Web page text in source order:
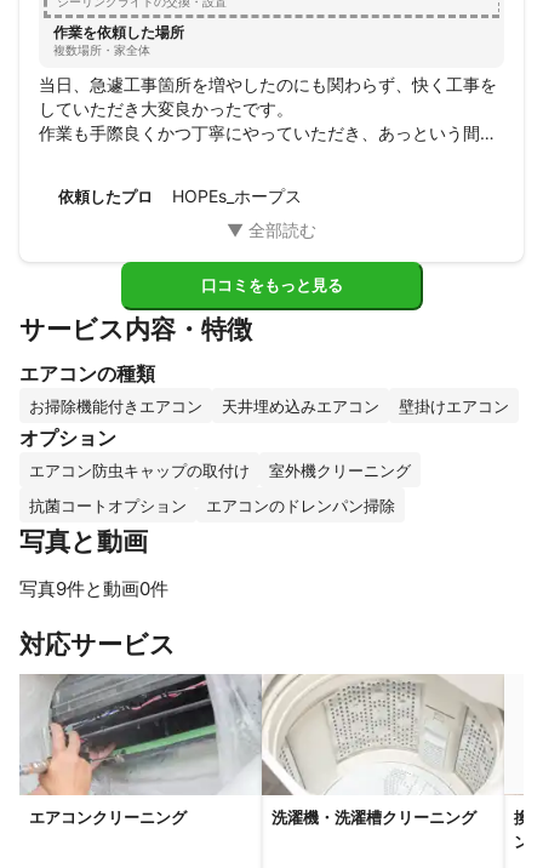
作業を依頼した場所
複数場所・家全体
当日、急遽工事箇所を増やしたのにも関わらず、快く工事を
していただき大変良かったです。
作業も手際良くかつ丁寧にやっていただき、あっという間に
今後、また機会がありましたら、是非お願いしたいと思いま
依頼したプロ HOPEs_ホープス
口コミをもっと見る
サービス内容・特徴
エアコンの種類
お掃除機能付きエアコン 天井埋め込みエアコン 壁掛けエアコン
オプション
エアコン防虫キャップの取付け
室外機クリーニング
抗菌コートオプション
エアコンのドレンパン掃除
写真と動画
写真9件と動画0件
対応サービス
エアコンクリーニング 洗濯機・洗濯槽クリーニング
換
ン